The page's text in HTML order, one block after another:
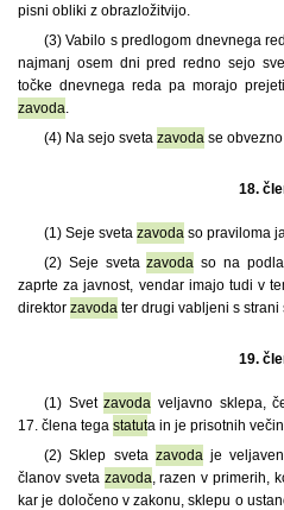
pisni obliki z obrazložitvijo.
(3) Vabilo s predlogom dnevnega
najmanj osem dni pred redno sejo
točke dnevnega reda pa morajo
zavoda.
(4) Na sejo sveta zavodase
18.
(1) Seje sveta zavodaso praviloma
(2) Seje svetazavoda so na
zaprte za javnost, vendar imajo tudi v
direktor zavoda ter drugi vabljeni s strani
19.
(1) Svetzavoda veljavno sklepa,
17. člena tega statuta in je prisotnih
(2) Sklep sveta zavodaje
članov sveta zavoda, razen v primerih,
kar je določeno v zakonu, sklepu o